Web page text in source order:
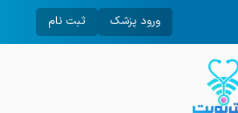
ورود پزشک ثبت نام